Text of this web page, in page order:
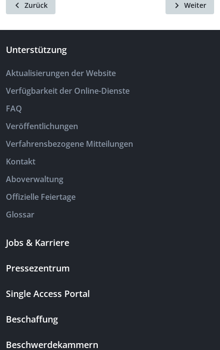
Zurück Weiter
Unterstützung
Aktualisierungen der Website
Verfügbarkeit der Online-Dienste
FAQ
Veröffentlichungen
Verfahrensbezogene Mitteilungen
Kontakt
Aboverwaltung
Offizielle Feiertage
Glossar
Jobs & Karriere
Pressezentrum
Single Access Portal
Beschaffung
Beschwerdekammern